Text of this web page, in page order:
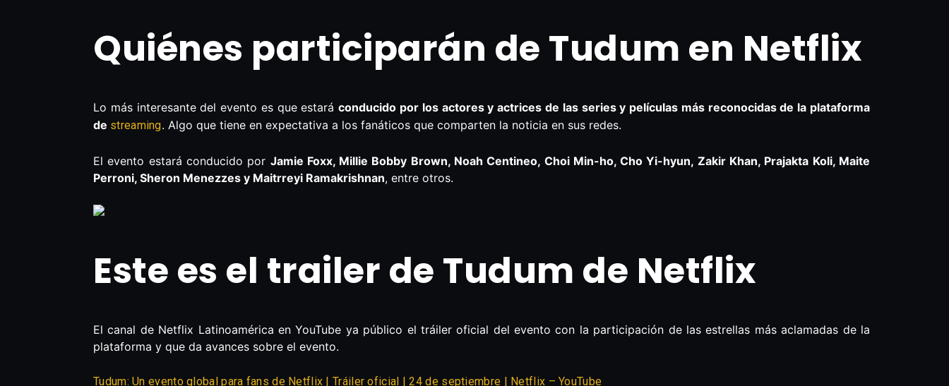
Quiénes participarán de Tudum en Netflix
Lo más interesante del evento es que estaráconducido por los actores y actrices de las series y películas más reconocidas de la plataforma
de streaming. Algo que tiene en expectativa a los fanáticos que comparten la noticia en sus redes.
El evento estará conducido por Jamie Foxx, Millie Bobby Brown, Noah Centineo, Choi Min-ho, Cho Yi-hyun, Zakir Khan, Prajakta Koli, Maite
Perroni, Sheron Menezzes y Maitrreyi Ramakrishnan, entre otros.
Este es el trailer de Tudum de Netflix
El canal de Netflix Latinoamérica en YouTube ya público el tráiler oficial del evento con la participación de las estrellas más aclamadas de la
plataforma y que da avances sobre el evento.
Tudum: Un evento global para fans de Netflix | Tráiler oficial | 24 de septiembre | Netflix – YouTube